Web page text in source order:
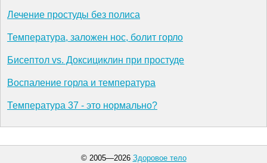
Лечение простуды без полиса
Температура, заложен нос, болит горло
Бисептол vs. Доксициклин при простуде
Воспаление горла и температура
Температура 37 - это нормально?
© 2005—2026 Здоровое тело